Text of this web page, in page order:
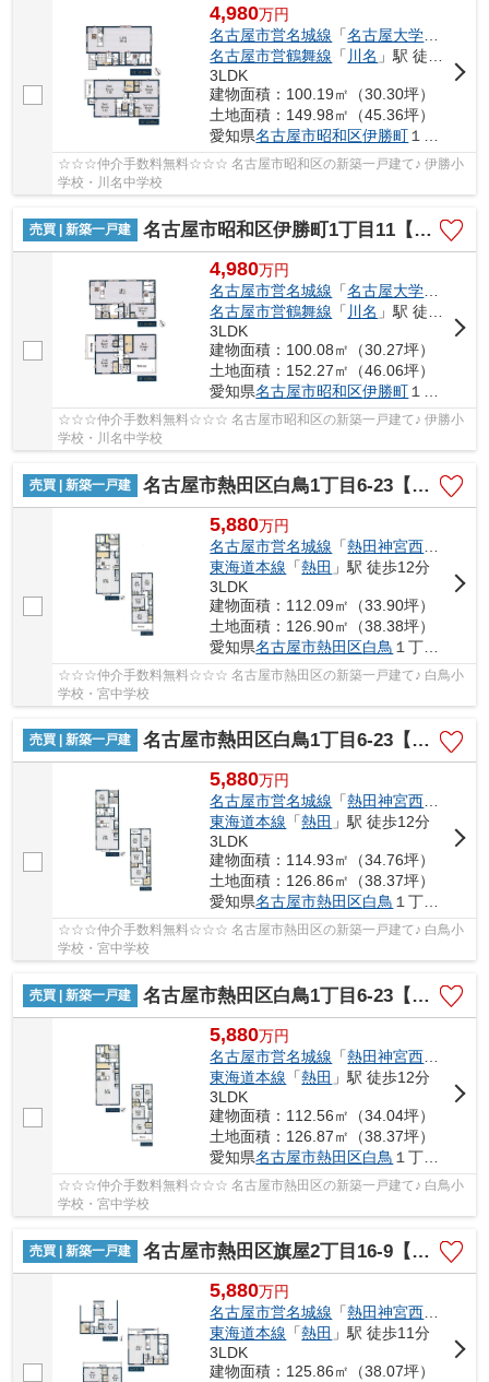
4,980万円
名古屋市営名城線 「名古屋大学
名古屋市営鶴舞線 「 川名 」駅 徒歩16分
3LDK
建物面積：100.19㎡（30.30坪）
土地面積：149.98㎡（45.36坪）
愛知県名古屋市昭和区伊勝町 １丁目11
☆☆☆仲介手数料無料☆☆☆ 名古屋市昭和区の新築一戸建て♪ 伊勝小
学校・川名中学校
売買 | 新築一戸建 名古屋市昭和区伊勝町1丁目11【仲介手数料無料】新築一戸建て 2号棟
4,980万円
名古屋市営名城線 「名古屋大学
名古屋市営鶴舞線 「 川名 」駅 徒歩16分
3LDK
建物面積：100.08㎡（30.27坪）
土地面積：152.27㎡（46.06坪）
愛知県名古屋市昭和区伊勝町 １丁目11
☆☆☆仲介手数料無料☆☆☆ 名古屋市昭和区の新築一戸建て♪ 伊勝小
学校・川名中学校
売買 | 新築一戸建 名古屋市熱田区白鳥1丁目6-23【仲介手数料無料】新築一戸建て 1号棟
5,880万円
名古屋市営名城線 「熱田神宮西
東海道本線 「熱田 」駅 徒歩12分
3LDK
建物面積：112.09㎡（33.90坪）
土地面積：126.90㎡（38.38坪）
愛知県名古屋市熱田区白鳥 １丁目6-23
☆☆☆仲介手数料無料☆☆☆ 名古屋市熱田区の新築一戸建て♪ 白鳥小
学校・宮中学校
売買 | 新築一戸建 名古屋市熱田区白鳥1丁目6-23【仲介手数料無料】新築一戸建て 2号棟
5,880万円
名古屋市営名城線 「熱田神宮西」駅 徒
東海道本線 「熱田 」駅 徒歩12分
3LDK
建物面積：114.93㎡（34.76坪）
土地面積：126.86㎡（38.37坪）
愛知県名古屋市熱田区白鳥 １丁目6-23
☆☆☆仲介手数料無料☆☆☆ 名古屋市熱田区の新築一戸建て♪ 白鳥小
学校・宮中学校
売買 | 新築一戸建 名古屋市熱田区白鳥1丁目6-23【仲介手数料無料】新築一戸建て 3号棟
5,880万円
名古屋市営名城線 「熱田神宮西」駅 徒
東海道本線 「熱田 」駅 徒歩12分
3LDK
建物面積：112.56㎡（34.04坪）
土地面積：126.87㎡（38.37坪）
愛知県名古屋市熱田区白鳥 １丁目6-23
☆☆☆仲介手数料無料☆☆☆ 名古屋市熱田区の新築一戸建て♪ 白鳥小
学校・宮中学校
売買 | 新築一戸建 名古屋市熱田区旗屋2丁目16-9【仲介手数料無料】新築一戸建て 4号棟
5,880万円
名古屋市営名城線 「熱田神宮西
東海道本線 「熱田 」駅 徒歩11分
3LDK
建物面積：125.86㎡（38.07坪）